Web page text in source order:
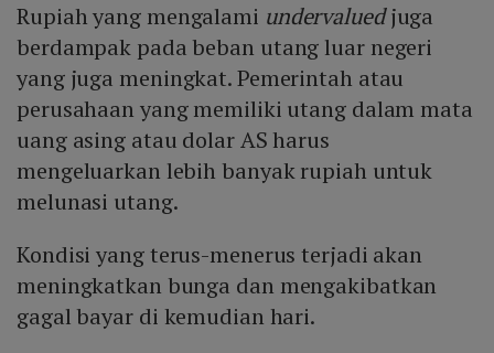
Rupiah yang mengalami undervaluedjuga
berdampak pada beban utang luar negeri
yang juga meningkat. Pemerintah atau
perusahaan yang memiliki utang dalam mata
uang asing atau dolar AS harus
mengeluarkan lebih banyak rupiah untuk
melunasi utang.
Kondisi yang terus-menerus terjadi akan
meningkatkan bunga dan mengakibatkan
gagal bayar di kemudian hari.